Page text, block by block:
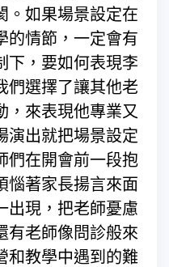
。如果場景設定在
的情節，一定會有
下，要如何表現李
們選擇了讓其他老
，來表現他專業又
演出就把場景設定
們在開會前一段抱
惱著家長揚言來面
出現，把老師憂慮
有老師像問診般來
和教學中遇到的難